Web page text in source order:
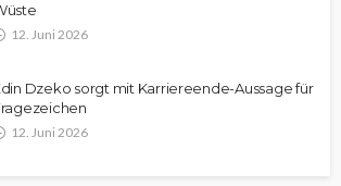
12. Juni 2026
Dzeko sorgt mit Karriereende-Aussage für
12. Juni 2026